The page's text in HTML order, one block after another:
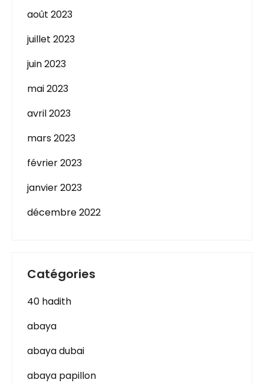
août 2023
juillet 2023
juin 2023
mai 2023
avril 2023
mars 2023
février 2023
janvier 2023
décembre 2022
Catégories
40 hadith
abaya
abaya dubai
abaya papillon